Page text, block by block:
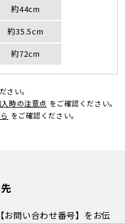
約44cm
約35.5cm
約72cm
さい。
入時の注意点 をご確認ください。
をご確認ください。
お問い合わせ番号】をお伝